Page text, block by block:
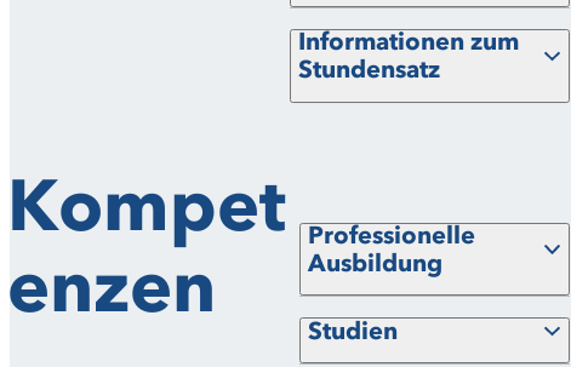
Informationen zum
Stundensatz
Kompet
enzen
Professionelle
Ausbildung
Studien